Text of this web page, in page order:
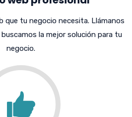
que tu negocio necesita. Llámanos
la mejor solución para tu
negocio.